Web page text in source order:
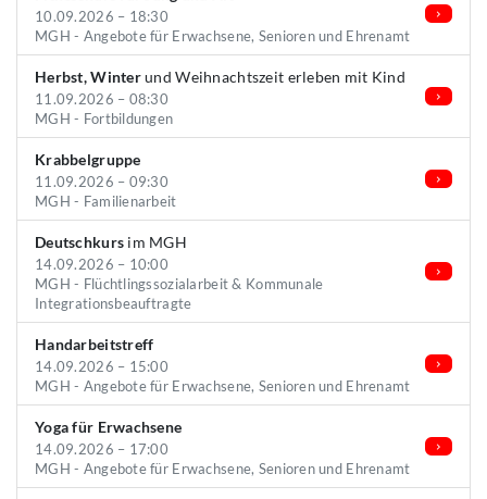
10.09.2026 – 18:30
MGH - Angebote für Erwachsene, Senioren und Ehrenamt
Herbst, Winterund Weihnachtszeit erleben mit Kind
11.09.2026 – 08:30
MGH - Fortbildungen
Krabbelgruppe
11.09.2026 – 09:30
MGH - Familienarbeit
Deutschkurs im MGH
14.09.2026 – 10:00
MGH - Flüchtlingssozialarbeit & Kommunale
Integrationsbeauftragte
Handarbeitstreff
14.09.2026 – 15:00
MGH - Angebote für Erwachsene, Senioren und Ehrenamt
Yoga für Erwachsene
14.09.2026 – 17:00
MGH - Angebote für Erwachsene, Senioren und Ehrenamt